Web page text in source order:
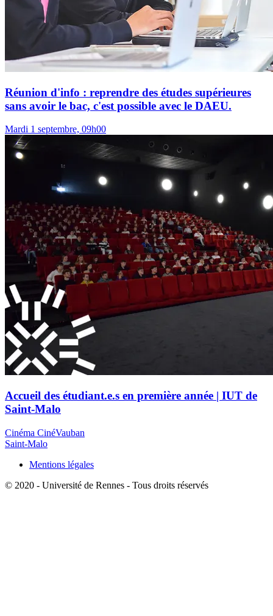
Réunion d'info : reprendre des études supérieures
sans avoir le bac, c'est possible avec le DAEU.
Mardi 1 septembre, 09h00
Accueil des étudiant.e.s en première année | IUT de
Saint-Malo
Cinéma CinéVauban
Saint-Malo
Mentions légales
© 2020 - Université de Rennes - Tous droits réservés